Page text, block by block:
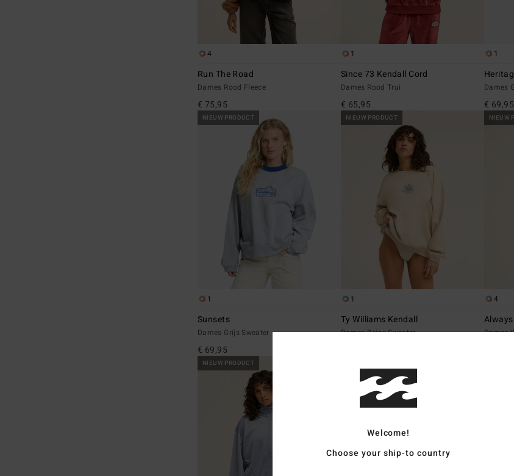
4
Run The Road
Dames Rood Fleece
€ 75,95
1
Since 73 Kendall Cord
Dames Rood Trui
€ 65,95
1
Dames
€ 69,95
NIEUW PRODUCT
1
Sunsets
Dames Grijs Sweater
€ 69,95
NIEUW PRODUCT
1
Ty Williams Kendall
Dames Beige Sweater
NIEUW
4
Dames
NIEUW PRODUCT
Welcome!
Choose your ship-to country